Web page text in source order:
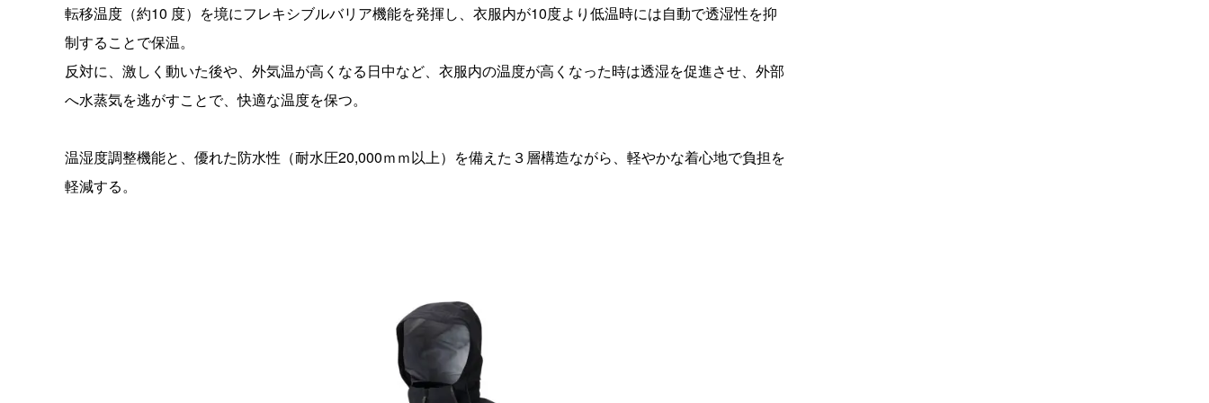
転移温度（約10 度）を境にフレキシブルバリア機能を発揮し、衣服内が10度より低温時には自動で透湿性を抑
制することで保温。
反対に、激しく動いた後や、外気温が高くなる日中など、衣服内の温度が高くなった時は透湿を促進させ、外部
へ水蒸気を逃がすことで、快適な温度を保つ。
温湿度調整機能と、優れた防水性（耐水圧20,000ｍｍ以上）を備えた３層構造ながら、軽やかな着心地で負担を
軽減する。